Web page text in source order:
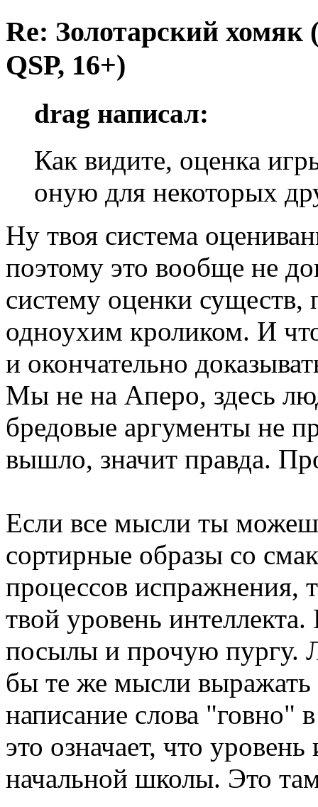
Re: Золотарский
QSP, 16+)
drag написал:
Как видите, оценка
оную для некоторых
Ну твоя система
поэтому это вообще не
систему оценки
одноухим кроликом. И
и окончательно
Мы не на Аперо, здесь
бредовые аргументы не
вышло, значит правда.
Если все мысли ты
сортирные образы со
процессов испражнения,
твой уровень
посылы и прочую пургу.
бы те же мысли
написание слова "говно"
это означает, что
начальной школы. Это